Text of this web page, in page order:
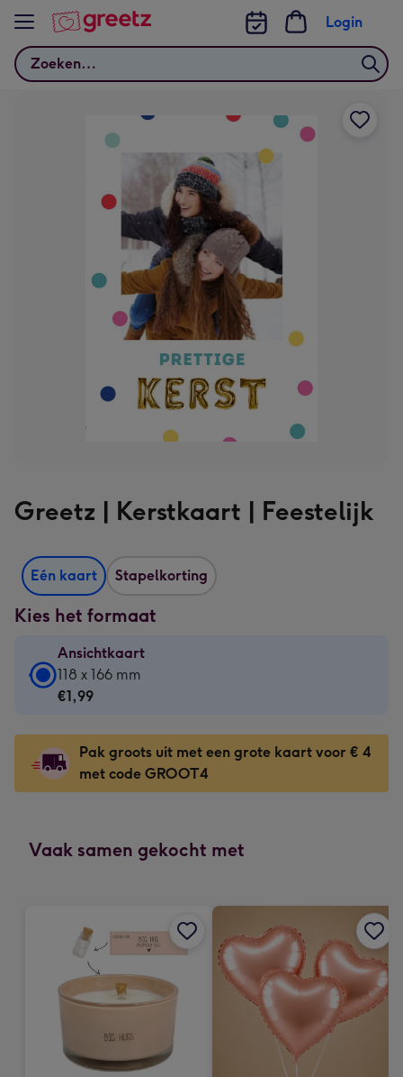
Bekijk meer
Zoeken
Login
Greetz | Kerstkaart | Feestelijk
Eén kaart Stapelkorting
Kies het formaat
Ansichtkaart
Ansichtkaart
-
-
118
x
-
mm
118 x 166 mm
€1,99
Pak groots uit met een grote kaart voor € 4
met code GROOT4
Vaak samen gekocht met